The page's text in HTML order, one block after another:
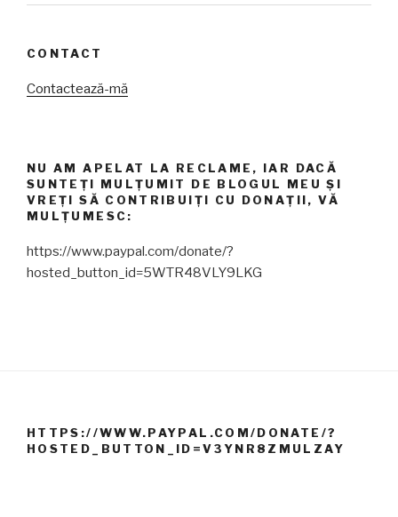
CONTACT
Contactează-mă
NU AM APELAT LA RECLAME, IAR DACĂ
SUNTEȚI MULȚUMIT DE BLOGUL MEU ȘI
VREȚI SĂ CONTRIBUIȚI CU DONAȚII, VĂ
MULȚUMESC:
https://www.paypal.com/donate/?
hosted_button_id=5WTR48VLY9LKG
HTTPS://WWW.PAYPAL.COM/DONATE/?
HOSTED_BUTTON_ID=V3YNR8ZMULZAY